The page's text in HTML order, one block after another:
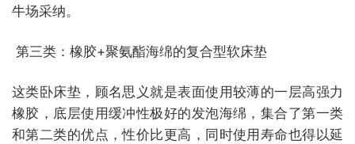
牛场采纳。
第三类：橡胶+聚氨酯海绵的复合型软床垫
这类卧床垫，顾名思义就是表面使用较薄的一层高强力
橡胶，底层使用缓冲性极好的发泡海绵，集合了第一类
和第二类的优点，性价比更高，同时使用寿命也得以延